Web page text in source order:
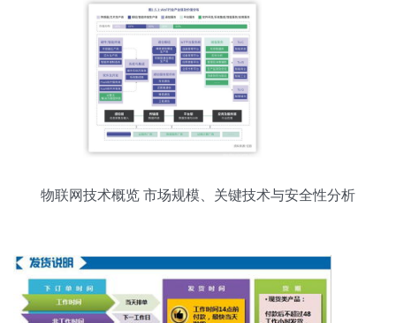
物联网技术概览 市场规模、关键技术与安全性分析